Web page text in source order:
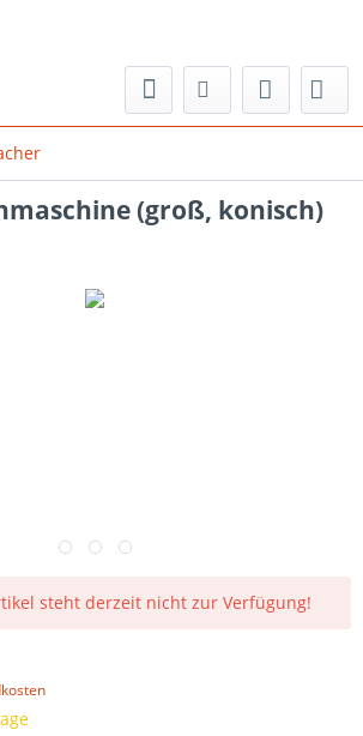
(groß, konisch)
steht derzeit nicht zur Verfügung!